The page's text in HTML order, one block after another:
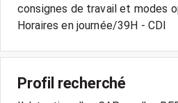
consignes de travail et modes
Horaires en journée/39H - CDI
Profil recherché